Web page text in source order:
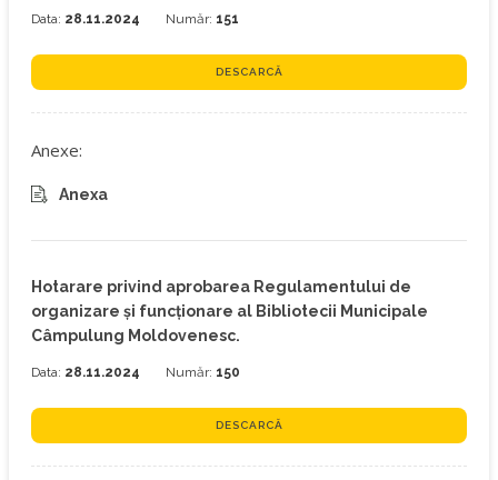
Data: 28.11.2024 Număr: 151
DESCARCĂ
Anexe:
Anexa
Hotarare privind aprobarea Regulamentului de
organizare şi funcționare al Bibliotecii Municipale
Câmpulung Moldovenesc.
Data: 28.11.2024 Număr: 150
DESCARCĂ